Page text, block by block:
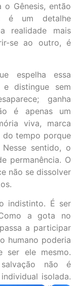
o Gênesis, então
é um detalhe
realidade mais
se ao outro, é
espelha essa
distingue sem
ganha
é apenas um
viva, marca
do tempo porque
sentido, o
permanência. O
não se dissolver
indistinto. É ser
a gota no
a participar
humano poderia
ser ele mesmo.
não é
isolada.